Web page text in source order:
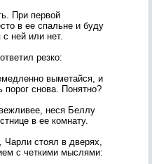
При первой
в ее спальне и буду
с ней или нет.
резко:
выметайся, и
порог снова. Понятно?
неся Беллу
в ее комнату.
Чарли стоял в дверях,
с четкими мыслями: